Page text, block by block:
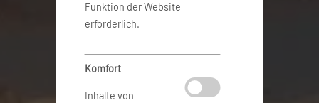
Funktion der Website
erforderlich.
Komfort
Inhalte von